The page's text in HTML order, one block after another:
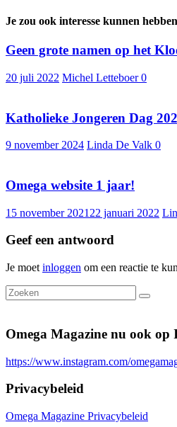
Je zou ook interesse kunnen
Geen grote namen op het
20 juli 2022 Michel Letteboer0
Katholieke Jongeren Dag
9 november 2024 Linda De Valk 0
Omega website 1 jaar!
15 november 2021 22 januari 2022
Geef een antwoord
Je moet inloggen om een reactie te
Omega Magazine nu ook op
https://www.instagram.com/
Privacybeleid
Omega Magazine Privacybeleid